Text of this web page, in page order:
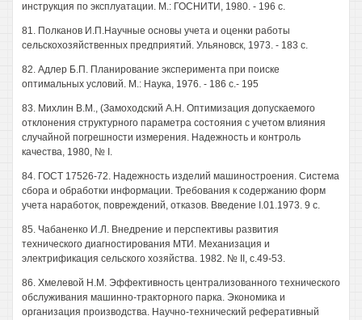
инструкция по эксплуатации. М.: ГОСНИТИ, 1980. - 196 с.
81. Полканов И.П.Научные основы учета и оценки работы
сельскохозяйственных предприятий. Ульяновск, 1973. - 183 с.
82. Адлер Б.П. Планирование эксперимента при поиске
оптимальных условий. М.: Наука, 1976. - 186 с.- 195
83. Михлин В.М., (Замоходский А.Н. Оптимизация допускаемого
отклонения структурного параметра состояния с учетом влияния
случайной погрешности измерения. Надежность и контроль
качества, 1980, № I.
84. ГОСТ 17526-72. Надежность изделий машиностроения. Система
сбора и обработки информации. Требования к содержанию форм
учета наработок, повреждений, отказов. Введение I.01.1973. 9 с.
85. Чабаненко И.Л. Внедрение и перспективы развития
технического диагностирования МТИ. Механизация и
электрификация сельского хозяйства. 1982. № II, с.49-53.
86. Хмелевой Н.М. Эффективность централизованного технического
обслуживания машинно-тракторного парка. Экономика и
организация производства. Научно-технический реферативный